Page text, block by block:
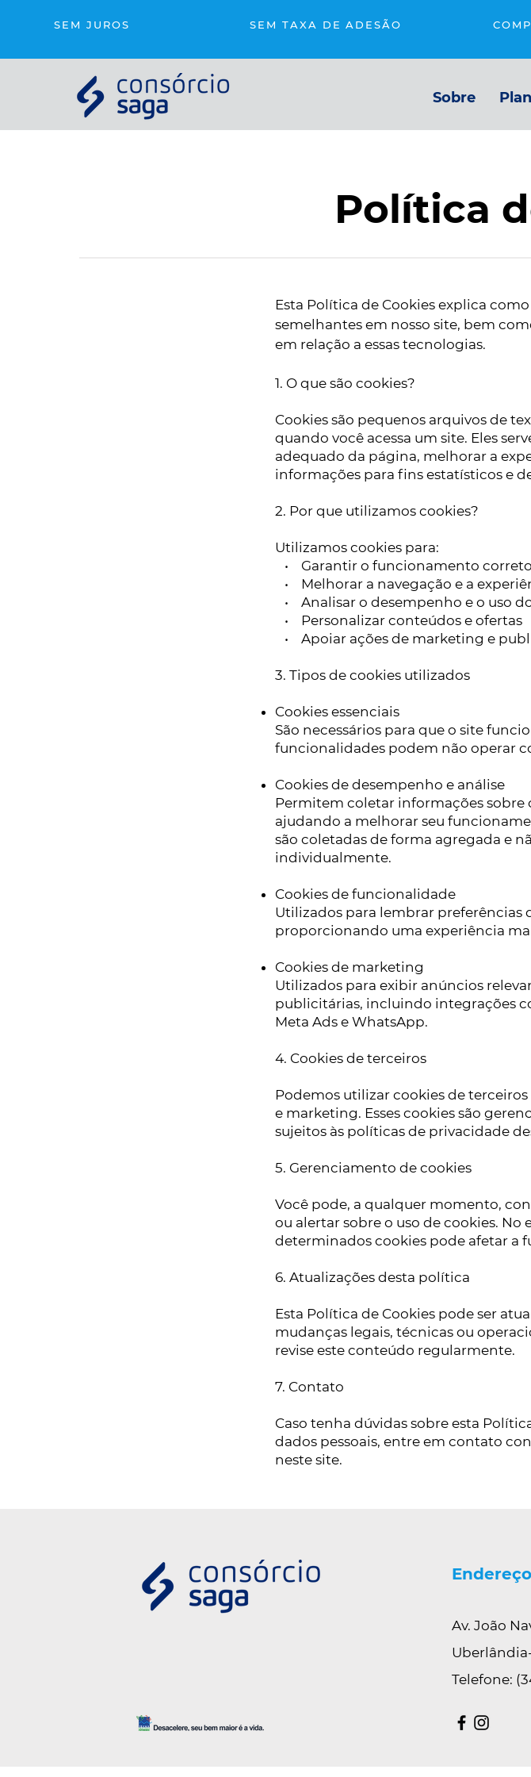
SEM JUROS SEM TAXA DE ADESÃO
Sobre
Política
Esta Política de Cookies explica
semelhantes em nosso site, bem
em relação a essas tecnologias.
1. O que são cookies?
Cookies são pequenos arquivos de
quando você acessa um site. Eles
adequado da página, melhorar a
informações para fins estatísticos e
2. Por que utilizamos cookies?
Utilizamos cookies para:
• Garantir o funcionamento
• Melhorar a navegação e a
• Analisar o desempenho e o uso
• Personalizar conteúdos e ofertas
• Apoiar ações de marketing e
3. Tipos de cookies utilizados
Cookies essenciais
São necessários para que o site
funcionalidades podem não operar
Cookies de desempenho e análise
Permitem coletar informações sobre
ajudando a melhorar seu
são coletadas de forma agregada e
individualmente.
Cookies de funcionalidade
Utilizados para lembrar preferências
proporcionando uma experiência
Cookies de marketing
Utilizados para exibir anúncios
publicitárias, incluindo integrações
Meta Ads e WhatsApp.
4. Cookies de terceiros
Podemos utilizar cookies de
e marketing. Esses cookies são
sujeitos às políticas de privacidade
5. Gerenciamento de cookies
Você pode, a qualquer momento,
ou alertar sobre o uso de cookies. No
determinados cookies pode afetar a
6. Atualizações desta política
Esta Política de Cookies pode ser
mudanças legais, técnicas ou
revise este conteúdo regularmente.
7. Contato
Caso tenha dúvidas sobre esta
dados pessoais, entre em contato
neste site.
Endereço
Av. João
Telefone: